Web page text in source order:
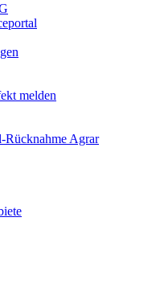
melden
Rücknahme Agrar